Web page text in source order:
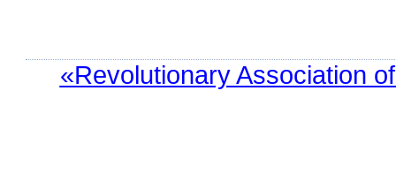
«Revolutionary Association